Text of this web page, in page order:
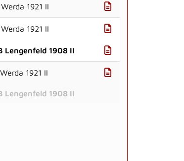
Werda 1921 II
Werda 1921 II
Lengenfeld 1908 II
1921 II
Lengenfeld 1908 II